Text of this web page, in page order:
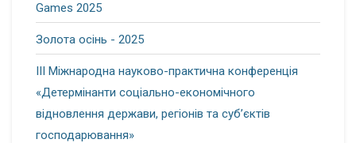
Games 2025
Золота осінь - 2025
ІІІ Міжнародна науково-практична конференція
«Детермінанти соціально-економічного
відновлення держави, регіонів та суб’єктів
господарювання»